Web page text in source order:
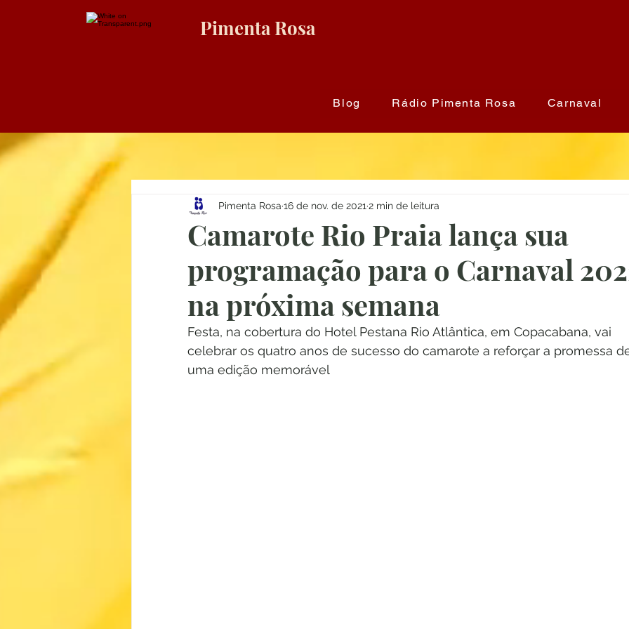
Pimenta Rosa
Blog Rádio Pimenta Rosa Carnaval
Camarote Rio Praia lança sua
programação para o Carnaval
na próxima semana
Pimenta Rosa 16 de nov. de 2021 2 min de leitura
Festa, na cobertura do Hotel Pestana Rio Atlântica, em Copacabana, vai
celebrar os quatro anos de sucesso do camarote a reforçar a promessa
uma edição memorável